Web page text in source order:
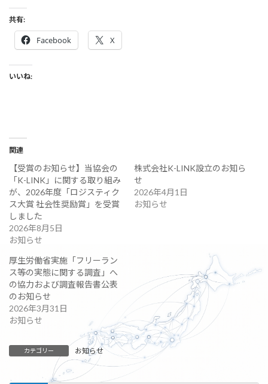
共有:
Facebook X
いいね:
関連
【受賞のお知らせ】当協会の
「K-LINK」に関する取り組み
が、2026年度「ロジスティク
ス大賞 社会性奨励賞」を受賞
しました
2026年8月5日
お知らせ
株式会社K-LINK設立のお知ら
せ
2026年4月1日
お知らせ
厚生労働省実施「フリーラン
ス等の実態に関する調査」へ
の協力および調査報告書公表
のお知らせ
2026年3月31日
お知らせ
カテゴリー お知らせ